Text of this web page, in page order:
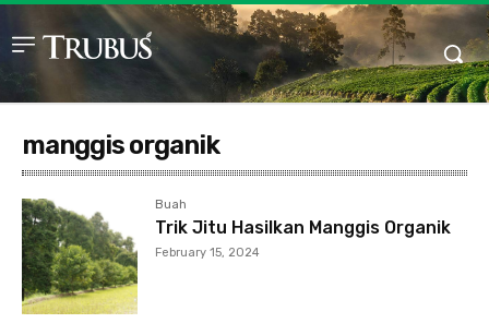
manggis organik
Buah
Trik Jitu Hasilkan Manggis Organik
February 15, 2024